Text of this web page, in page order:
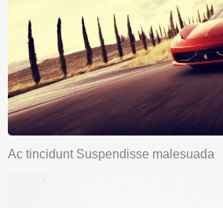
Ac tincidunt Suspendisse malesuada